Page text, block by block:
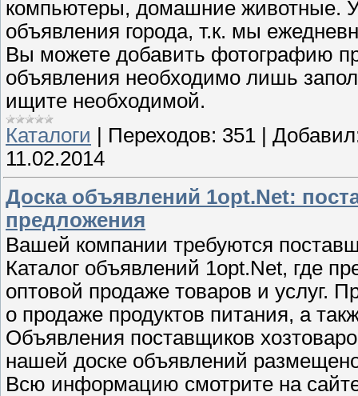
компьютеры, домашние животные.
объявления города, т.к. мы
Вы можете добавить фотографию
объявления необходимо лишь
ищите необходимой.
Каталоги
Переходов: 351
11.02.2014
Доска объявлений 1opt.Net:
предложения
Вашей компании требуются
Каталог объявлений 1opt.Net, где
оптовой продаже товаров и услуг.
о продаже продуктов питания, а
Объявления поставщиков
нашей доске объявлений
Всю информацию смотрите на